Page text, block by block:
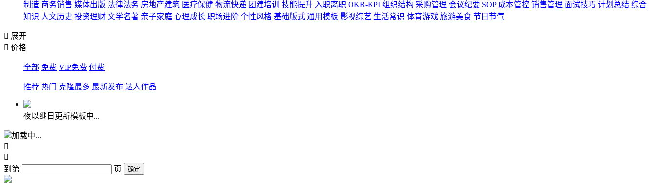
制造 商务销售 媒体出版 法律法务 房地产建筑 医疗保健 物流快递 团建培训 技能提升 入职离职 OKR-KPI 组织结构 采购管理 会议纪要 SOP 成本管控 销售管理 面试技巧 计划总结 综合
知识 人文历史 投资理财 文学名著 亲子家庭 心理成长 职场进阶 个性风格 基础版式 通用模板 影视综艺 生活常识 体育游戏 旅游美食 节日节气
 展开
 价格
全部 免费 VIP免费 付费
推荐 热门 克隆最多 最新发布 达人作品
夜以继日更新模板中...
加载中...


到第
页 确定